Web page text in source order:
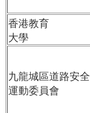
香港教育
大學
九龍城區道路安全
運動委員會